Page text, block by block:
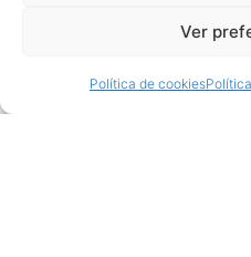
Ver
Política de cookies